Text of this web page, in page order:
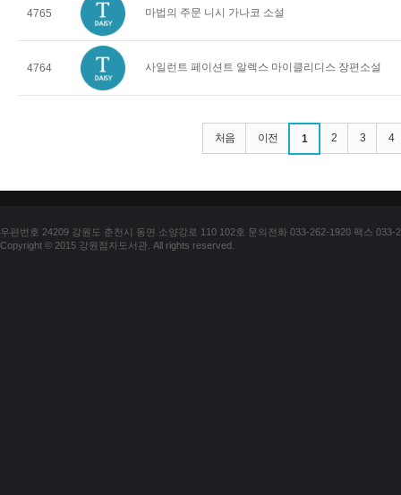
4765 마법의 주문 니시 가나코 소설
4764 사일런트 페이션트 알렉스 마이클리디스 장편소설
처음 이전 1 2 3 4
우편번호 24209 강원도 춘천시 동면 소양강로 110 102호 문의전화 033-262-1920 팩스 033-
Copyright © 2015 강원점자도서관. All rights reserved.